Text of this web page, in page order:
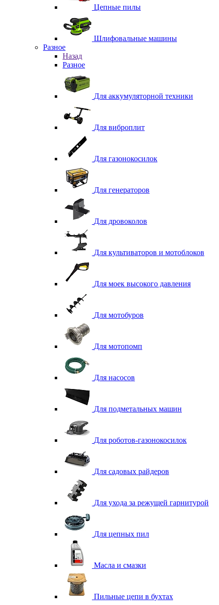
Цепные пилы
Шлифовальные машины
Разное
Назад
Разное
Для аккумуляторной техники
Для виброплит
Для газонокосилок
Для генераторов
Для дровоколов
Для культиваторов и мотоблоков
Для моек высокого давления
Для мотобуров
Для мотопомп
Для насосов
Для подметальных машин
Для роботов-газонокосилок
Для садовых райдеров
Для ухода за режущей гарнитурой
Для цепных пил
Масла и смазки
Пильные цепи в бухтах